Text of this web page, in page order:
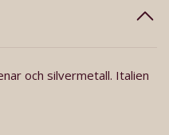
och silvermetall. Italien